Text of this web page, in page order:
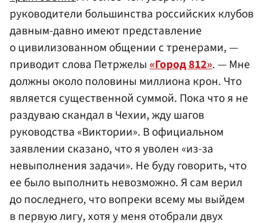
руководители большинства российских клубов
давным-давно имеют представление
о цивилизованном общении с тренерами, —
приводит слова Петржелы«Город 812». — Мне
должны около половины миллиона крон. Что
является существенной суммой. Пока что я не
раздуваю скандал в Чехии, жду шагов
руководства «Виктории». В официальном
заявлении сказано, что я уволен «из-за
невыполнения задачи». Не буду говорить, что
ее было выполнить невозможно. Я сам верил
до последнего, что вопреки всему мы выйдем
в первую лигу, хотя у меня отобрали двух